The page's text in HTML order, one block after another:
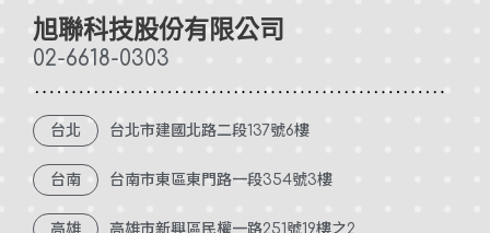
-
f
n
旭聯科技股份有限公司
02-6618-0303
台北 台北市建國北路二段137號6樓
台南 台南市東區東門路一段354號3樓
高雄 高雄市新興區民權一路251號19樓之2